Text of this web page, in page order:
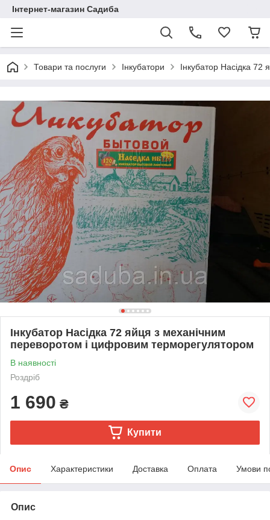
Інтернет-магазин Садиба
Товари та послуги Інкубатори Інкубатор Насідка
Інкубатор Насідка 72 яйця з механічним
переворотом і цифровим терморегулятором
В наявності
Роздріб
1 690 ₴
Купити
Опис Характеристики Доставка Оплата Умови
Опис